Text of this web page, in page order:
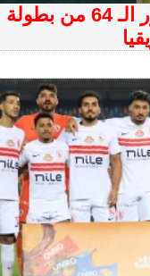
عاجل : منافس الزمالك فى دور الـ 64 من بطولة